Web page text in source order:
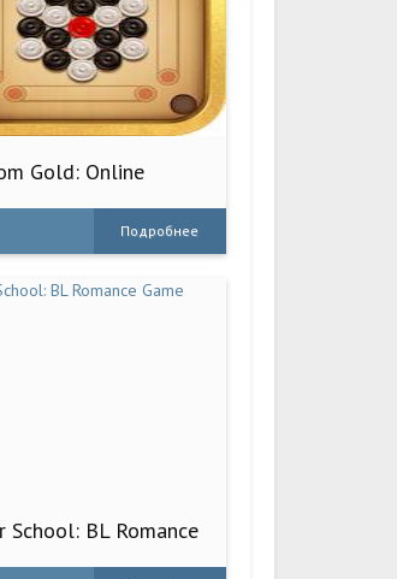
Gold: Online
Подробнее
School: BL Romance